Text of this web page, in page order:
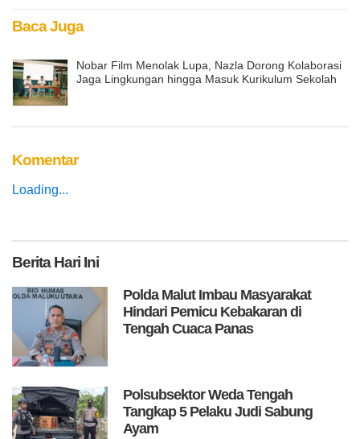
Baca Juga
Nobar Film Menolak Lupa, Nazla Dorong Kolaborasi
Jaga Lingkungan hingga Masuk Kurikulum Sekolah
Komentar
Loading...
BeritaHari Ini
Polda Malut Imbau Masyarakat
Hindari Pemicu Kebakaran di
Tengah Cuaca Panas
Polsubsektor Weda Tengah
Tangkap 5 Pelaku Judi Sabung
Ayam